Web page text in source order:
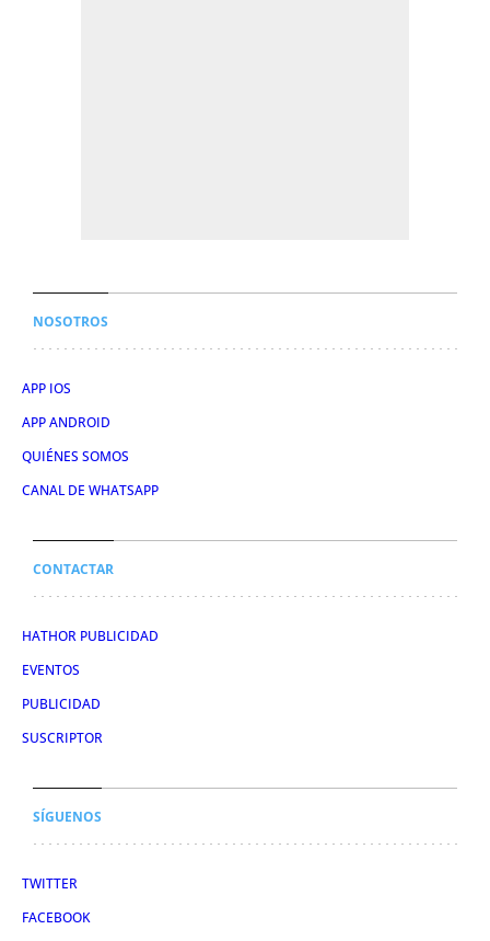
NOSOTROS
APP IOS
APP ANDROID
QUIÉNES SOMOS
CANAL DE WHATSAPP
CONTACTAR
HATHOR PUBLICIDAD
EVENTOS
PUBLICIDAD
SUSCRIPTOR
SÍGUENOS
TWITTER
FACEBOOK